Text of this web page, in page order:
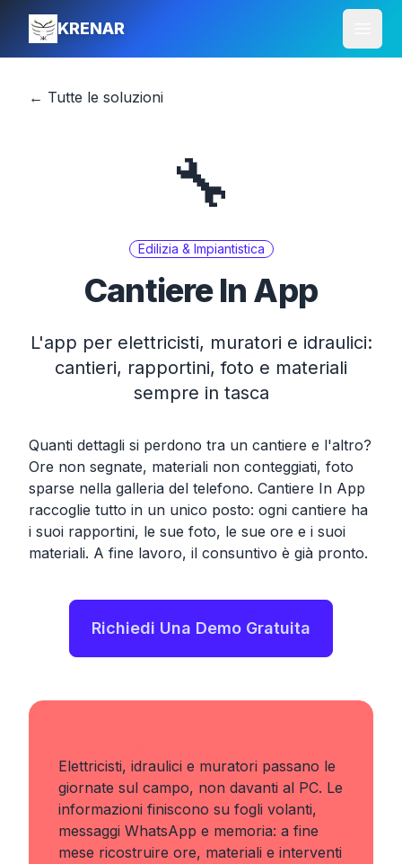
KRENAR
← Tutte le soluzioni
🔧
Edilizia & Impiantistica
Cantiere In App
L'app per elettricisti, muratori e idraulici:
cantieri, rapportini, foto e materiali
sempre in tasca
Quanti dettagli si perdono tra un cantiere e l'altro?
Ore non segnate, materiali non conteggiati, foto
sparse nella galleria del telefono. Cantiere In App
raccoglie tutto in un unico posto: ogni cantiere ha
i suoi rapportini, le sue foto, le sue ore e i suoi
materiali. A fine lavoro, il consuntivo è già pronto.
Richiedi Una Demo Gratuita
Elettricisti, idraulici e muratori passano le
giornate sul campo, non davanti al PC. Le
informazioni finiscono su fogli volanti,
messaggi WhatsApp e memoria: a fine
mese ricostruire ore, materiali e interventi